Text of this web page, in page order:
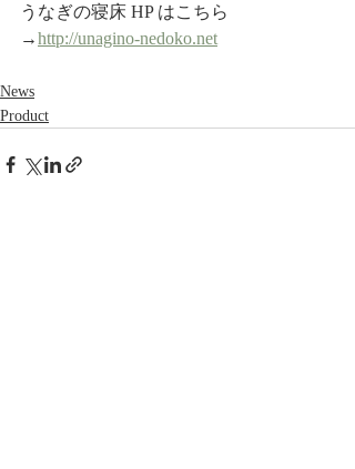
うなぎの寝床 HP はこちら
→http://unagino-nedoko.net
News
Product